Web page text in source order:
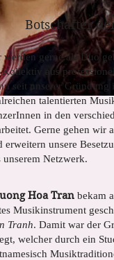
Botschafter
werden gerne als Duo
Kollektiv aus
seit unserer
talentierten
in den
Gerne gehen wir
erweitern unsere
unserem Netzwerk.
Hoa Tran bekam
Musikinstrument
Tranh. Damit war der
welcher durch ein